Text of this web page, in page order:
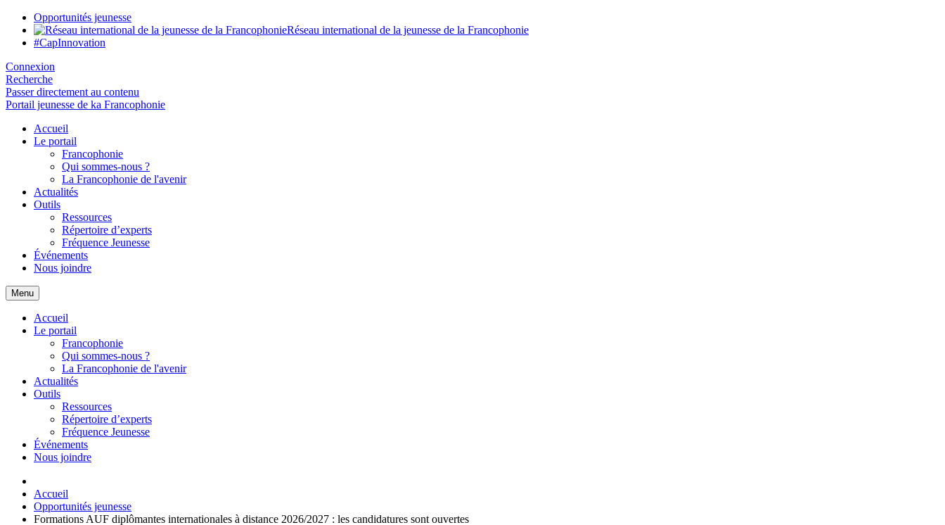
Opportunités jeunesse
Réseau international de la jeunesse de la Francophonie
#CapInnovation
Connexion
Recherche
Passer directement au contenu
Portail jeunesse de ka Francophonie
Accueil
Le portail
Francophonie
Qui sommes-nous ?
La Francophonie de l'avenir
Actualités
Outils
Ressources
Répertoire d’experts
Fréquence Jeunesse
Événements
Nous joindre
Menu
Accueil
Le portail
Francophonie
Qui sommes-nous ?
La Francophonie de l'avenir
Actualités
Outils
Ressources
Répertoire d’experts
Fréquence Jeunesse
Événements
Nous joindre
Accueil
Opportunités jeunesse
Formations AUF diplômantes internationales à distance 2026/2027 : les candidatures sont ouvertes